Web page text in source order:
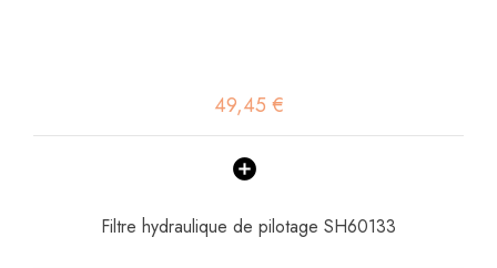
49,45 €
Filtre hydraulique de pilotage SH60133